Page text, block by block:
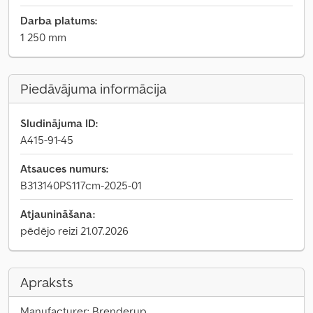
Darba platums:
1 250 mm
Piedāvājuma informācija
Sludinājuma ID:
A415-91-45
Atsauces numurs:
B313140PS117cm-2025-01
Atjaunināšana:
pēdējo reizi 21.07.2026
Apraksts